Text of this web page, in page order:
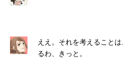
ええ。それを考えること
るわ、きっと。